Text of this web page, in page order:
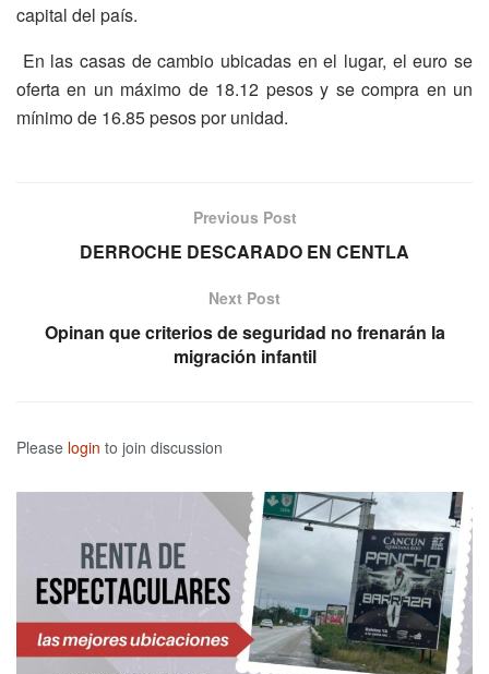
capital del país.
En las casas de cambio ubicadas en el lugar, el euro se
oferta en un máximo de 18.12 pesos y se compra en un
mínimo de 16.85 pesos por unidad.
Previous Post
DERROCHE DESCARADO EN CENTLA
Next Post
Opinan que criterios de seguridad no frenarán la
migración infantil
Please login to join discussion